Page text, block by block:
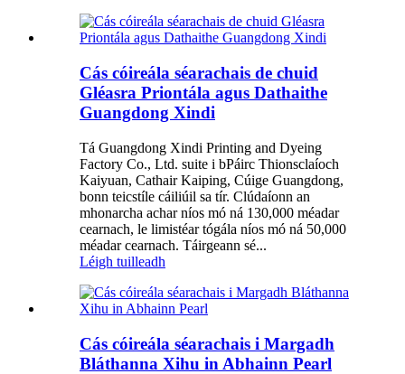
Cás cóireála séarachais de chuid
Gléasra Priontála agus Dathaithe
Guangdong Xindi
Tá Guangdong Xindi Printing and Dyeing
Factory Co., Ltd. suite i bPáirc Thionsclaíoch
Kaiyuan, Cathair Kaiping, Cúige Guangdong,
bonn teicstíle cáiliúil sa tír. Clúdaíonn an
mhonarcha achar níos mó ná 130,000 méadar
cearnach, le limistéar tógála níos mó ná 50,000
méadar cearnach. Táirgeann sé...
Léigh tuilleadh
Cás cóireála séarachais i Margadh
Bláthanna Xihu in Abhainn Pearl